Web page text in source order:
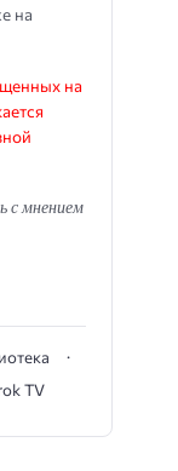
на
на
с мнением
TV